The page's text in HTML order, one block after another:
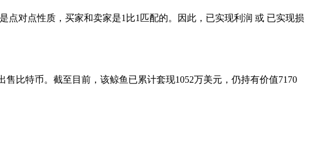
点对点性质，买家和卖家是1比1匹配的。因此，已实现利润 或 已实现损
比特币。截至目前，该鲸鱼已累计套现1052万美元，仍持有价值7170